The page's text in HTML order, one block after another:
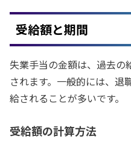
受給額と期間
失業手当の金額は、過去の
されます。一般的には、退
給されることが多いです。
受給額の計算方法